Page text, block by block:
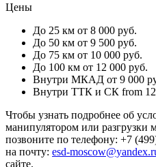
Цены
До 25 км от 8 000 руб.
До 50 км от 9 500 руб.
До 75 км от 10 000 руб.
До 100 км от 12 000 руб.
Внутри МКАД от 9 000
Внутри ТТК и СК from
Чтобы узнать подробнее об
манипулятором или разгрузки
позвоните по телефону: +7
на почту: esd-
сайте.